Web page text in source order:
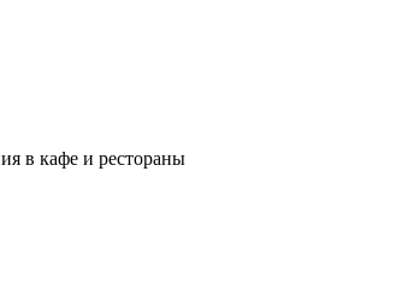
в кафе и рестораны